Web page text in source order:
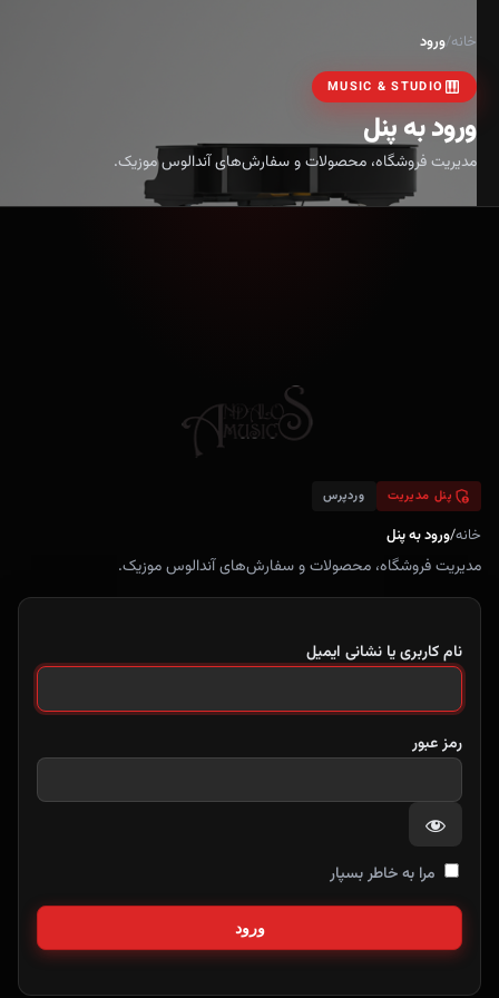
خانه/ورود
PIANO
MUSIC & STUDIO
ورود به پنل
مدیریت فروشگاه، محصولات و سفارش‌های آندالوس موزیک.
ADMIN_PANEL_SETTINGS پنل مدیریت وردپرس
خانه/ورود به پنل
مدیریت فروشگاه، محصولات و سفارش‌های آندالوس موزیک.
نام کاربری یا نشانی ایمیل
رمز عبور
مرا به خاطر بسپار